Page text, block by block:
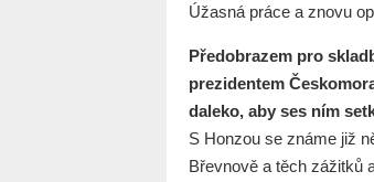
Úžasná práce a znovu
Předobrazem pro
prezidentem
daleko, aby ses ním
S Honzou se známe již
Břevnově a těch zážitků